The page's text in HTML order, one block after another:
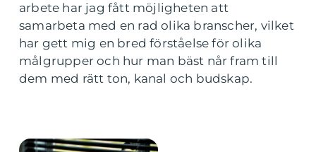
arbete har jag fått möjligheten att
samarbeta med en rad olika branscher, vilket
har gett mig en bred förståelse för olika
målgrupper och hur man bäst når fram till
dem med rätt ton, kanal och budskap.